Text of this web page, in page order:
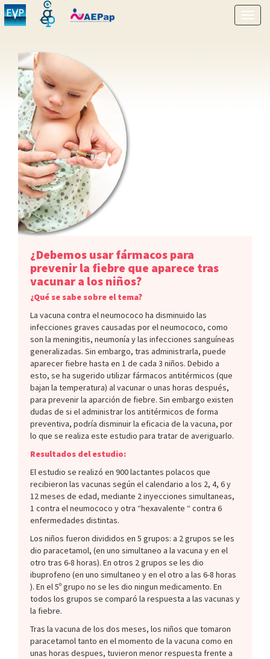
menú
¿Debemos usar fármacos para
prevenir la fiebre que aparece tras
vacunar a los niños?
¿Qué se sabe sobre el tema?
La vacuna contra el neumococo ha disminuido las
infecciones graves causadas por el neumococo, como
son la meningitis, neumonía y las infecciones sanguíneas
generalizadas. Sin embargo, tras administrarla, puede
aparecer fiebre hasta en 1 de cada 3 niños. Debido a
esto, se ha sugerido utilizar fármacos antitérmicos (que
bajan la temperatura) al vacunar o unas horas después,
para prevenir la aparción de fiebre. Sin embargo existen
dudas de si el administrar los antitérmicos de forma
preventiva, podría disminuir la eficacia de la vacuna, por
lo que se realiza este estudio para tratar de averiguarlo.
Resultados del estudio:
El estudio se realizó en 900 lactantes polacos que
recibieron las vacunas según el calendario a los 2, 4, 6 y
12 meses de edad, mediante 2 inyecciones simultaneas,
1 contra el neumococo y otra “hexavalente “ contra 6
enfermedades distintas.
Los niños fueron divididos en 5 grupos: a 2 grupos se les
dio paracetamol, (en uno simultaneo a la vacuna y en el
otro tras 6-8 horas). En otros 2 grupos se les dio
ibuprofeno (en uno simultaneo y en el otro a las 6-8 horas
). En el 5º grupo no se les dio ningun medicamento. En
todos los grupos se comparó la respuesta a las vacunas y
la fiebre.
Tras la vacuna de los dos meses, los niños que tomaron
paracetamol tanto en el momento de la vacuna como en
unas horas despues, tuvieron menor respuesta frente a